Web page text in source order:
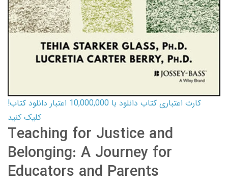
کارت اعتباری کتاب دانلود با 10,000,000 اعتبار دانلود کتاب!
کلیک کنید
Teaching for Justice and
Belonging: A Journey for
Educators and Parents